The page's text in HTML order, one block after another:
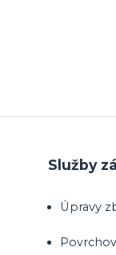
Služby
Úpravy